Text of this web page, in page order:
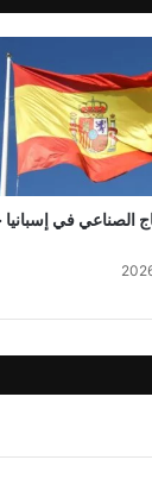
ح
ح
ف
ل
اً
غ
ن
اً
م
الصناعي في إسبانيا